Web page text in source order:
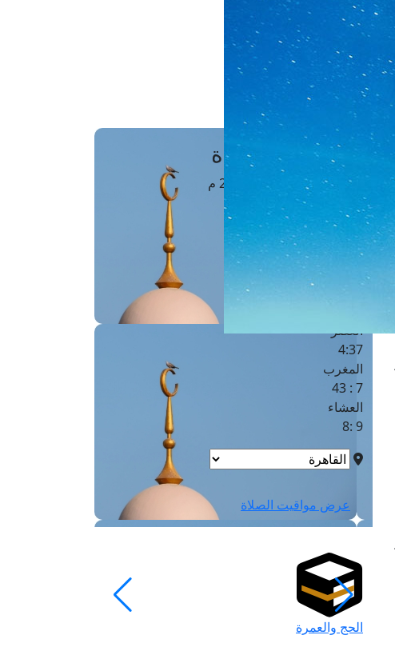
حجز موعد
الفتوى الهاتفية
مَواقِيتُ الصَّـــلاة
القاهرة · 08 أغسطس 2026 م
الفجر
4 :42
الشروق
العصر
4:37
المغرب
7 : 43
العشاء
9 :8
عرض مواقيت الصلاة
الحج والعمرة